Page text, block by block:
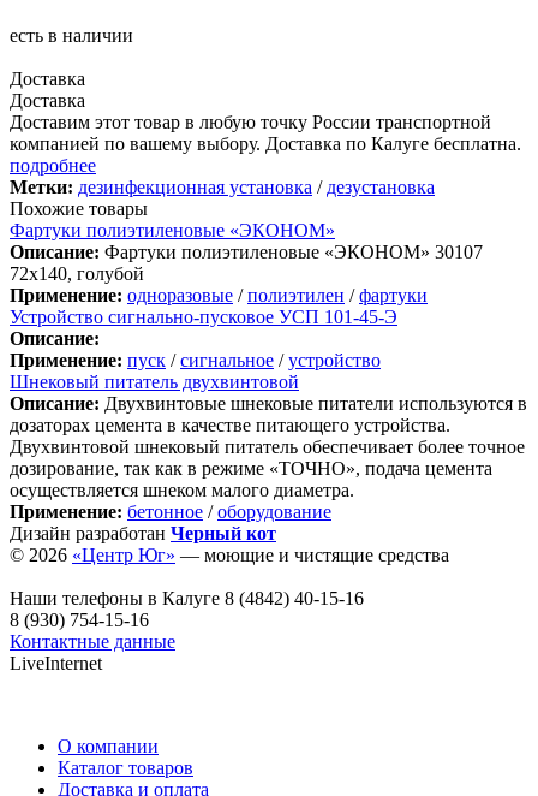
есть в наличии
Доставка
Доставка
Доставим этот товар в любую точку России транспортной
компанией по вашему выбору. Доставка по Калуге бесплатна.
подробнее
Метки: дезинфекционная установка / дезустановка
Похожие товары
Фартуки полиэтиленовые «ЭКОНОМ»
Описание: Фартуки полиэтиленовые «ЭКОНОМ» 30107
72х140, голубой
Применение: одноразовые /полиэтилен /фартуки
Устройство сигнально-пусковое УСП 101-45-Э
Описание:
Применение: пуск /сигнальное /устройство
Шнековый питатель двухвинтовой
Описание: Двухвинтовые шнековые питатели используются в
дозаторах цемента в качестве питающего устройства.
Двухвинтовой шнековый питатель обеспечивает более точное
дозирование, так как в режиме «ТОЧНО», подача цемента
осуществляется шнеком малого диаметра.
Применение: бетонное /оборудование
Дизайн разработан Черный кот
© 2026 «Центр Юг» — моющие и чистящие средства
Наши телефоны в Калуге 8 (4842) 40-15-16
8 (930) 754-15-16
Контактные данные
LiveInternet
О компании
Каталог товаров
Доставка и оплата